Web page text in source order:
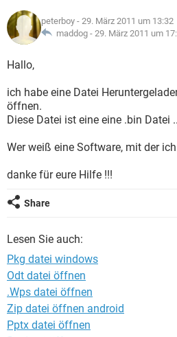
FACEBOOK
WHATSAPP
FACEBOOK
ANDROID
WINDOWS 10
WHATSAPP
SPIELE
ANDROID
WINDOWS 10
WHATSAPP
FACEBOOK
LEXIKON
SPIELE
WINDOWS 10
FACEBOOK
peterboy - 29. März 2011 um 13:32
maddog - 29. März 2011 um
Hallo,
ich habe eine Datei
öffnen.
Diese Datei ist eine eine .bin Datei
Wer weiß eine Software, mit der
danke für eure Hilfe !!!
Share
Lesen Sie auch:
Pkg datei windows
Odt datei öffnen
.Wps datei öffnen
Zip datei öffnen android
Pptx datei öffnen